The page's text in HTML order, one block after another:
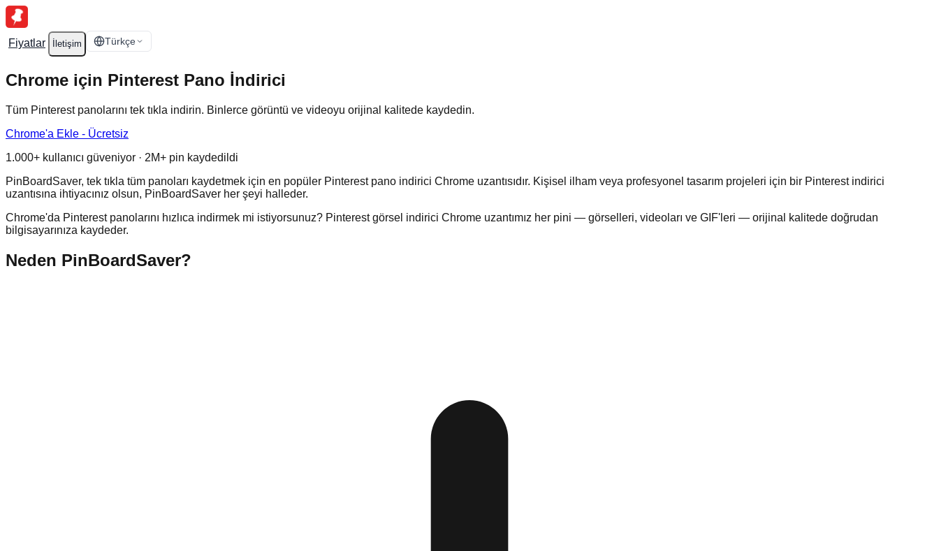
Fiyatlar İletişim Türkçe
Chrome için Pinterest Pano İndirici
Tüm Pinterest panolarını tek tıkla indirin. Binlerce görüntü ve videoyu orijinal kalitede kaydedin.
Chrome'a Ekle - Ücretsiz
1.000+ kullanıcı güveniyor · 2M+ pin kaydedildi
PinBoardSaver, tek tıkla tüm panoları kaydetmek için en popüler Pinterest pano indirici Chrome uzantısıdır. Kişisel ilham veya profesyonel tasarım projeleri için bir Pinterest indirici
uzantısına ihtiyacınız olsun, PinBoardSaver her şeyi halleder.
Chrome'da Pinterest panolarını hızlıca indirmek mi istiyorsunuz? Pinterest görsel indirici Chrome uzantımız her pini — görselleri, videoları ve GIF'leri — orijinal kalitede doğrudan
bilgisayarınıza kaydeder.
Neden PinBoardSaver?